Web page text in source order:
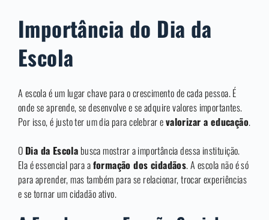
Importância do Dia da
Escola
A escola é um lugar chave para o crescimento de cada pessoa. É
onde se aprende, se desenvolve e se adquire valores importantes.
Por isso, é justo ter um dia para celebrar evalorizar a educação.
O Dia da Escola busca mostrar a importância dessa instituição.
Ela é essencial para aformação dos cidadãos. A escola não é só
para aprender, mas também para se relacionar, trocar experiências
e se tornar um cidadão ativo.